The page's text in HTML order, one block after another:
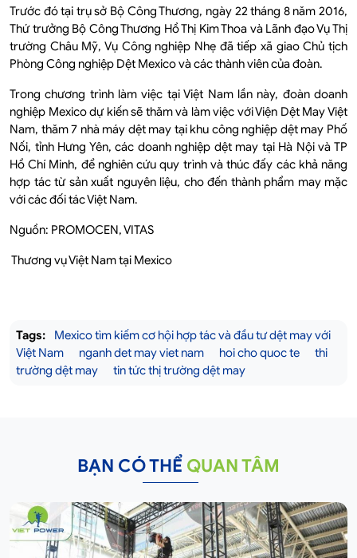
Trước đó tại trụ sở Bộ Công Thương, ngày 22 tháng 8 năm 2016,
Thứ trưởng Bộ Công Thương Hồ Thị Kim Thoa và Lãnh đạo Vụ Thị
trường Châu Mỹ, Vụ Công nghiệp Nhẹ đã tiếp xã giao Chủ tịch
Phòng Công nghiệp Dệt Mexico và các thành viên của đoàn.
Trong chương trình làm việc tại Việt Nam lần này, đoàn doanh
nghiệp Mexico dự kiến sẽ thăm và làm việc với Viện Dệt May Việt
Nam, thăm 7 nhà máy dệt may tại khu công nghiệp dệt may Phố
Nối, tỉnh Hưng Yên, các doanh nghiệp dệt may tại Hà Nội và TP
Hồ Chí Minh, để nghiên cứu quy trình và thúc đấy các khả năng
hợp tác từ sản xuất nguyên liệu, cho đến thành phẩm may mặc
với các đối tác Việt Nam.
Nguồn: PROMOCEN, VITAS
Thương vụ Việt Nam tại Mexico
Tags:
Mexico tìm kiếm cơ hội hợp tác và đầu tư dệt may với
Việt Nam
nganh det may viet nam hoi cho quoc te
thi
trường dệt may
tin tức thị trường dệt may
BẠN CÓ THỂ QUAN TÂM